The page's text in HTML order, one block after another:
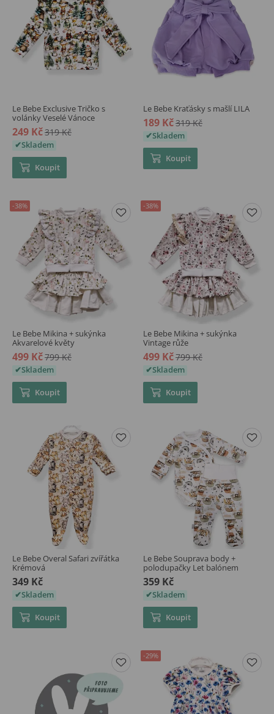
Le Bebe Exclusive Tričko s
volánky Veselé Vánoce
249 Kč319 Kč
Skladem
Koupit
Le Bebe Kraťásky s mašlí LILA
189 Kč319 Kč
Skladem
Koupit
-38%
Le Bebe Mikina + sukýnka
Akvarelové květy
499 Kč799 Kč
Skladem
Koupit
-38%
Le Bebe Mikina + sukýnka
Vintage růže
499 Kč799 Kč
Skladem
Koupit
Le Bebe Overal Safari zvířátka
Krémová
349 Kč
Skladem
Koupit
Le Bebe Souprava body +
polodupačky Let balónem
359 Kč
Skladem
Koupit
-29%